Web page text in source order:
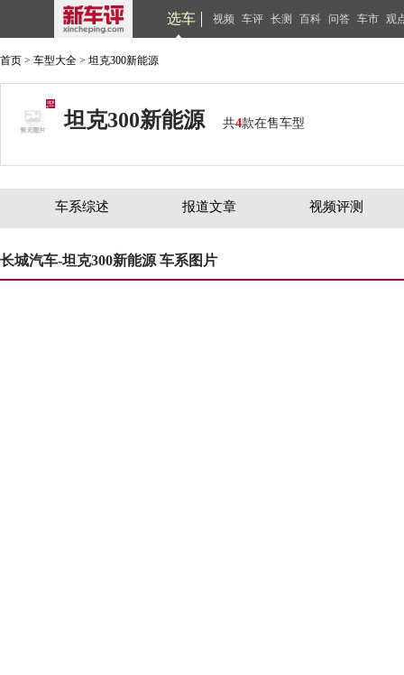
选车 视频 车评 长测 百科 问答 车市 观
首页 > 车型大全 > 坦克300新能源
坦克300新能源 共4款在售车型
车系综述 报道文章 视频评测
长城汽车-坦克300新能源 车系图片